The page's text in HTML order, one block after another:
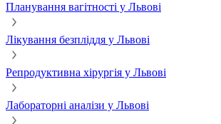
Планування вагітності у Львові
Лікування безпліддя у Львові
Репродуктивна хірургія у Львові
Лабораторні аналізи у Львові